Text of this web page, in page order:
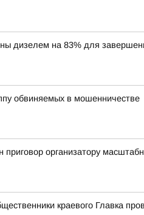
дизелем на 83% для
обвиняемых в мошенничестве
организатору
краевого Главка